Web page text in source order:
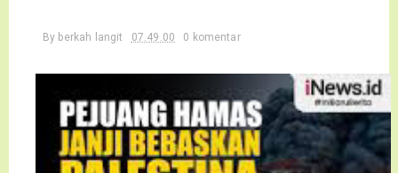
By berkah langit 07.49.00 0 komentar